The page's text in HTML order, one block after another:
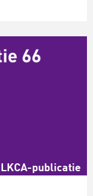
LKCA-publicatie